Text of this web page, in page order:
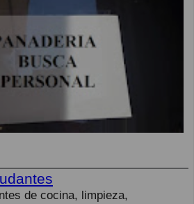
de cocina, limpieza,